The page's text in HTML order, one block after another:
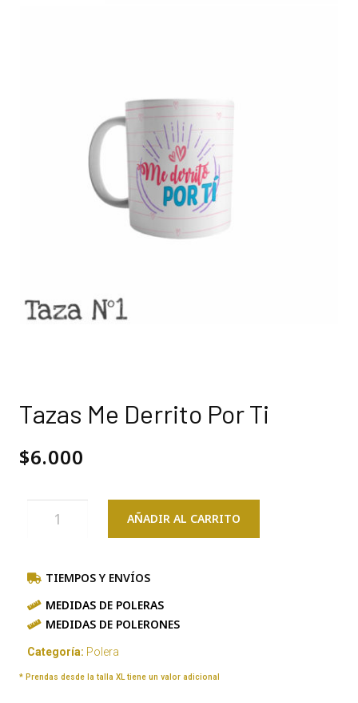
Tazas Me Derrito Por Ti
$6.000
AÑADIR AL CARRITO
TIEMPOS Y ENVÍOS
MEDIDAS DE POLERAS
MEDIDAS DE POLERONES
Categoría: Polera
* Prendas desde la talla XL tiene un valor adicional